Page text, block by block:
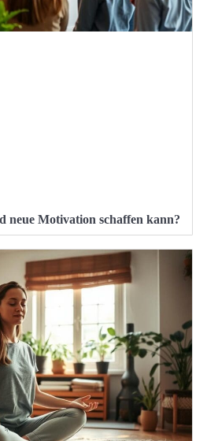
neue Motivation schaffen kann?